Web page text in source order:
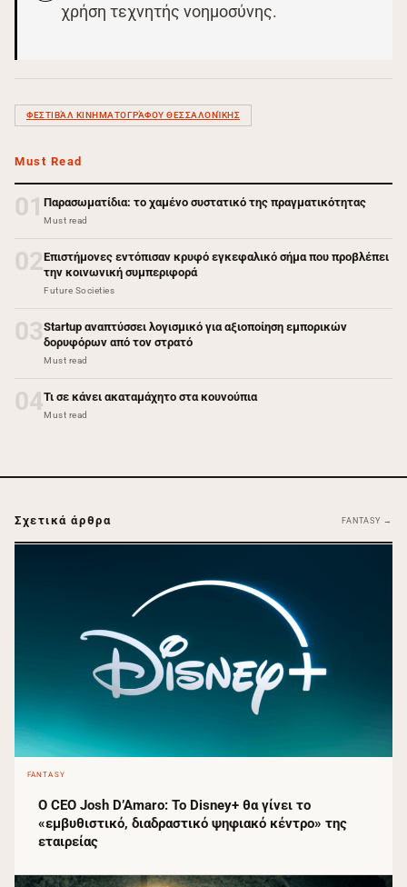
χρήση τεχνητής νοημοσύνης.
ΦΕΣΤΙΒΆΛ ΚΙΝΗΜΑΤΟΓΡΆΦΟΥ ΘΕΣΣΑΛΟΝΊΚΗΣ
Must Read
01 Παρασωματίδια: το χαμένο συστατικό της πραγματικότητας
Must read
02Επιστήμονες εντόπισαν κρυφό εγκεφαλικό σήμα που προβλέπει
την κοινωνική συμπεριφορά
Future Societies
03Startup αναπτύσσει λογισμικό για αξιοποίηση εμπορικών
δορυφόρων από τον στρατό
Must read
04Τι σε κάνει ακαταμάχητο στα κουνούπια
Must read
Σχετικά άρθρα FANTASY →
FANTASY
Ο CEO Josh D’Amaro: Το Disney+ θα γίνει το
«εμβυθιστικό, διαδραστικό ψηφιακό κέντρο» της
εταιρείας